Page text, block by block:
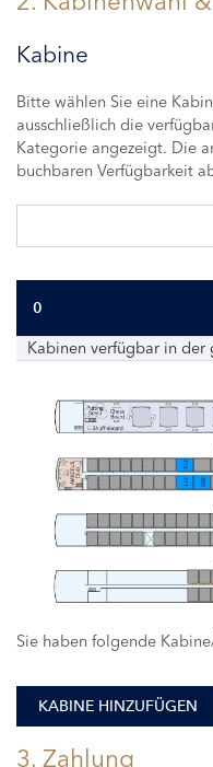
Kabine
Bitte wählen Sie eine
ausschließlich die
Kategorie angezeigt. Die
buchbaren Verfügbarkeit
0
Kabinen verfügbar in
309
311
312
Sie haben folgende
KABINE HINZUFÜGEN
3. Zahlung